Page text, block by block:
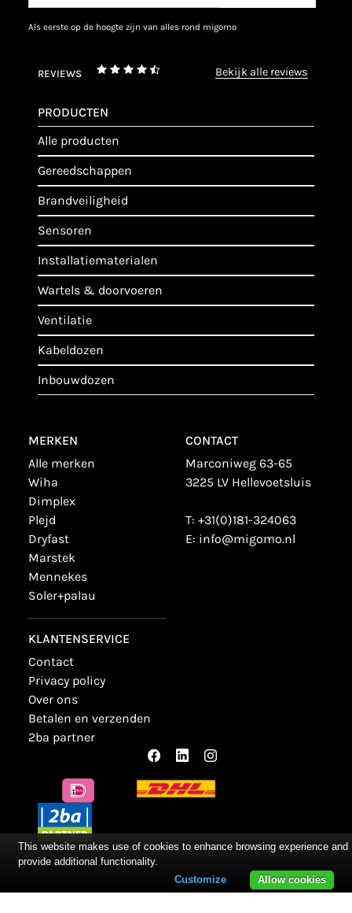
als eerste op de hoogte zijn van alles rond migomo
REVIEWS bekijk alle reviews
PRODUCTEN
alle producten
gereedschappen
brandveiligheid
sensoren
installatiematerialen
wartels & doorvoeren
ventilatie
kabeldozen
inbouwdozen
MERKEN
alle merken
wiha
dimplex
plejd
dryfast
marstek
mennekes
soler+palau
KLANTENSERVICE
contact
privacy policy
over ons
betalen en verzenden
2ba partner
CONTACT
Marconiweg 63-65
3225 LV Hellevoetsluis
T: +31(0)181-324063
E: info@migomo.nl
This website makes use of cookies to enhance browsing experience and
provide additional functionality.
Allow cookies
Customize